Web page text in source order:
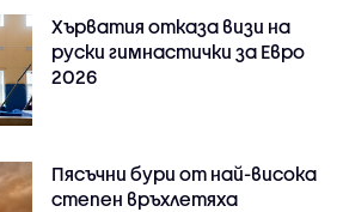
Хърватия отказа визи на
руски гимнастички за Евро
2026
Пясъчни бури от най-висока
степен връхлетяха